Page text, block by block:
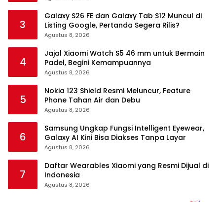
3
Galaxy S26 FE dan Galaxy Tab S12 Muncul di
Listing Google, Pertanda Segera Rilis?
Agustus 8, 2026
4
Jajal Xiaomi Watch S5 46 mm untuk Bermain
Padel, Begini Kemampuannya
Agustus 8, 2026
5
Nokia 123 Shield Resmi Meluncur, Feature
Phone Tahan Air dan Debu
Agustus 8, 2026
6
Samsung Ungkap Fungsi Intelligent Eyewear,
Galaxy AI Kini Bisa Diakses Tanpa Layar
Agustus 8, 2026
7
Daftar Wearables Xiaomi yang Resmi Dijual di
Indonesia
Agustus 8, 2026